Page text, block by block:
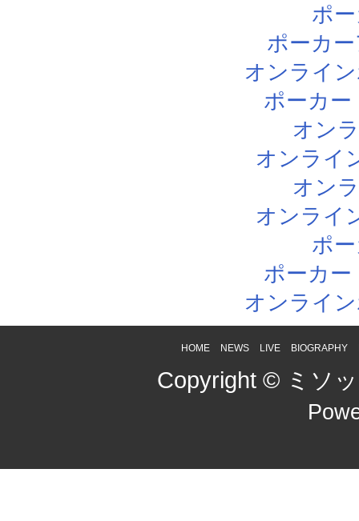
ポ
ポーカ
オンライ
ポーカ
オン
オンライ
オン
オンライ
ポ
ポーカ
オンライ
HOME NEWS LIVE BIOGRAPHY
Copyright © ミソ